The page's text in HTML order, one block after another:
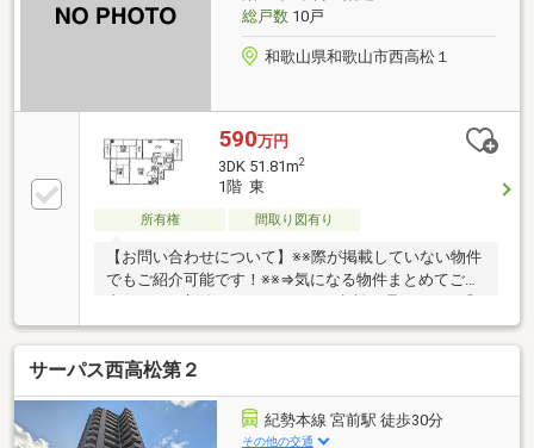
総戸数10戸
和歌山県和歌山市西高松１
590万円
3DK 51.81m2
1階 東
所有権 間取り図有り
【お問い合わせについて】※※際が掲載していない物件
でもご紹介可能です！※※⇒気になる物件まとめてご案
資料請求、メールでのお問い合わせは24時間受付中
♪◎18時以降のご見学ご相談・オンライン対応・女性
スタッフ対応も可能♪詳細資料のご請求・物件見学の
ご依頼はお気軽に「お電話」または「資料請求ボタ
ン」からお問い合わせください！【住宅ローン相談会
開催中】初めてでご不安な方、各借入限度額を知りた
サーパス西高松第２
紀勢本線 宮前駅 徒歩30分
その他の交通